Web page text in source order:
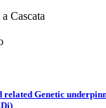
Cascata
Genetic